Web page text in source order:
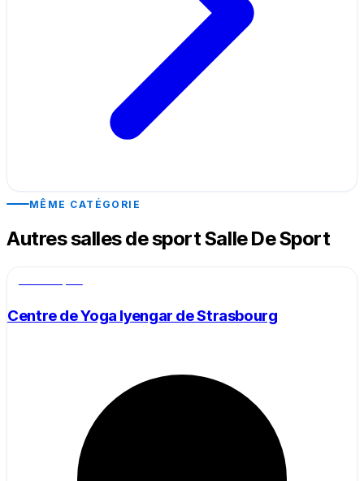
MÊME CATÉGORIE
Autres salles de sport Salle De Sport
Centre de Yoga Iyengar de Strasbourg